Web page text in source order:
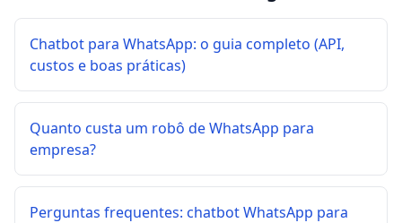
Chatbot para WhatsApp: o guia completo (API,
custos e boas práticas)
Quanto custa um robô de WhatsApp para
empresa?
Perguntas frequentes: chatbot WhatsApp para